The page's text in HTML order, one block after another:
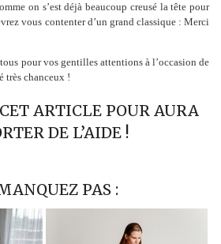
on s’est déjà beaucoup creusé la tête pour
vous contenter d’un grand classique : Merci
pour vos gentilles attentions à l’occasion de
très chanceux !
CET ARTICLE POUR AURA
DE L’AIDE !
PAS :